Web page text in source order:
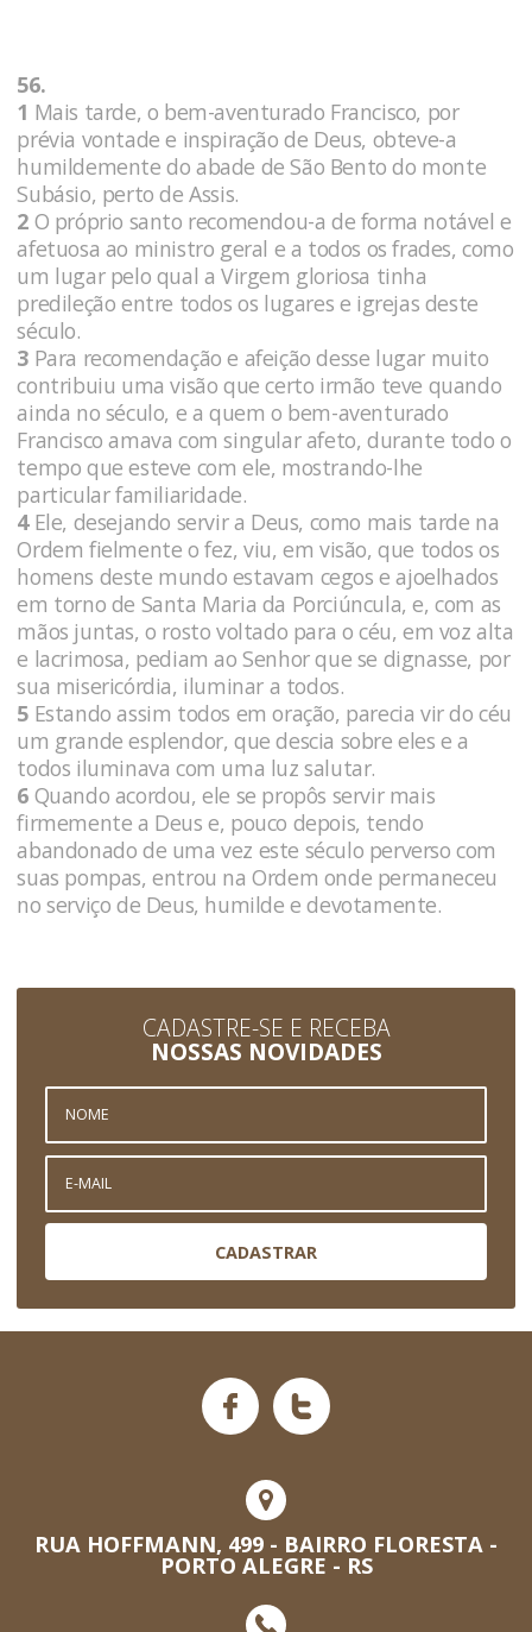
56.
1 Mais tarde, o bem-aventurado Francisco, por
prévia vontade e inspiração de Deus, obteve-a
humildemente do abade de São Bento do monte
Subásio, perto de Assis.
2 O próprio santo recomendou-a de forma notável e
afetuosa ao ministro geral e a todos os frades, como
um lugar pelo qual a Virgem gloriosa tinha
predileção entre todos os lugares e igrejas deste
século.
3 Para recomendação e afeição desse lugar muito
contribuiu uma visão que certo irmão teve quando
ainda no século, e a quem o bem-aventurado
Francisco amava com singular afeto, durante todo o
tempo que esteve com ele, mostrando-lhe
particular familiaridade.
4Ele, desejando servir a Deus, como mais tarde na
Ordem fielmente o fez, viu, em visão, que todos os
homens deste mundo estavam cegos e ajoelhados
em torno de Santa Maria da Porciúncula, e, com as
mãos juntas, o rosto voltado para o céu, em voz alta
e lacrimosa, pediam ao Senhor que se dignasse, por
sua misericórdia, iluminar a todos.
5 Estando assim todos em oração, parecia vir do céu
um grande esplendor, que descia sobre eles e a
todos iluminava com uma luz salutar.
6 Quando acordou, ele se propôs servir mais
firmemente a Deus e, pouco depois, tendo
abandonado de uma vez este século perverso com
suas pompas, entrou na Ordem onde permaneceu
no serviço de Deus, humilde e devotamente.
CADASTRE-SE E RECEBA
NOSSAS NOVIDADES
CADASTRAR
RUA HOFFMANN, 499 - BAIRRO FLORESTA -
PORTO ALEGRE - RS